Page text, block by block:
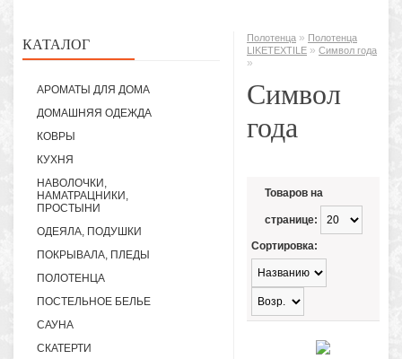
КАТАЛОГ
АРОМАТЫ ДЛЯ ДОМА
ДОМАШНЯЯ ОДЕЖДА
КОВРЫ
КУХНЯ
НАВОЛОЧКИ,
НАМАТРАЦНИКИ,
ПРОСТЫНИ
ОДЕЯЛА, ПОДУШКИ
ПОКРЫВАЛА, ПЛЕДЫ
ПОЛОТЕНЦА
ПОСТЕЛЬНОЕ БЕЛЬЕ
САУНА
СКАТЕРТИ
Полотенца » Полотенца
LIKETEXTILE » Символ года
»
Символ
года
Товаров на
странице:
Сортировка: